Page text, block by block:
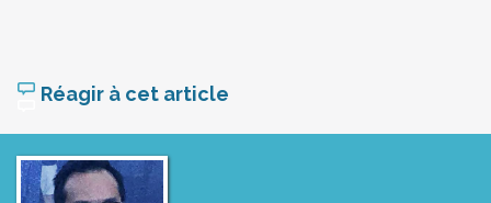
Réagir à cet article